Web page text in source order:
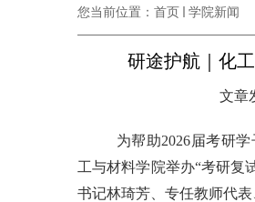
您当前位置： 首页 学院新闻
研途护航｜化
文章
为帮助2026届考研学
工与材料学院举办“考研复
书记林琦芳、 专任教师代表